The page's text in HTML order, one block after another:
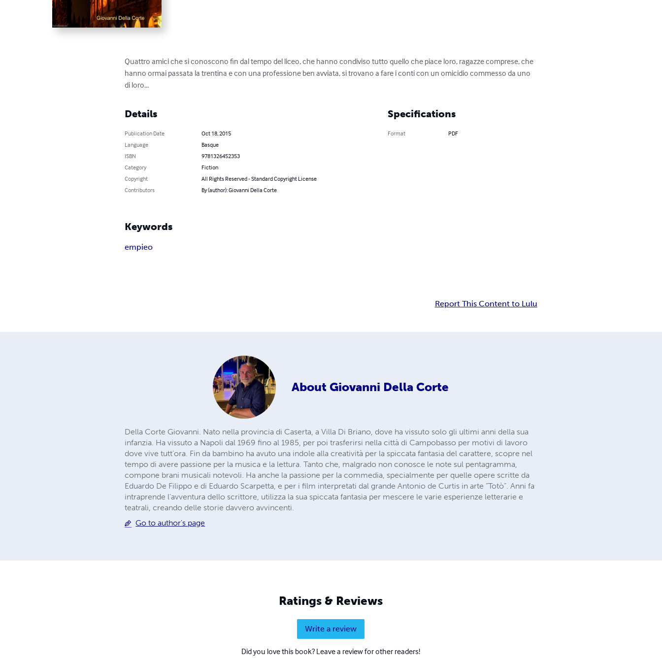
Quattro amici che si conoscono fin dal tempo del liceo, che hanno condiviso tutto quello che piace loro, ragazze comprese, che
hanno ormai passata la trentina e con una professione ben avviata, si trovano a fare i conti con un omicidio commesso da uno
di loro...
Details
Publication Date
Oct 18, 2015
Language
Basque
ISBN
9781326452353
Category
Fiction
Copyright
All Rights Reserved - Standard Copyright License
Contributors
By (author): Giovanni Della Corte
Specifications
Format PDF
Keywords
empieo
Report This Content to Lulu
About Giovanni Della Corte
Della Corte Giovanni. Nato nella provincia di Caserta, a Villa Di Briano, dove ha vissuto solo gli ultimi anni della sua
infanzia. Ha vissuto a Napoli dal 1969 fino al 1985, per poi trasferirsi nella città di Campobasso per motivi di lavoro
dove vive tutt’ora. Fin da bambino ha avuto una indole alla creatività per la spiccata fantasia del carattere, scopre nel
tempo di avere passione per la musica e la lettura. Tanto che, malgrado non conosce le note sul pentagramma,
compone brani musicali notevoli. Ha anche la passione per la commedia, specialmente per quelle opere scritte da
Eduardo De Filippo e di Eduardo Scarpetta, e per i film interpretati dal grande Antonio de Curtis in arte “Totò”. Anni fa
intraprende l’avventura dello scrittore, utilizza la sua spiccata fantasia per mescere le varie esperienze letterarie e
teatrali, creando delle storie davvero avvincenti.
Go to author's page
Ratings & Reviews
Write a review
Did you love this book? Leave a review for other readers!